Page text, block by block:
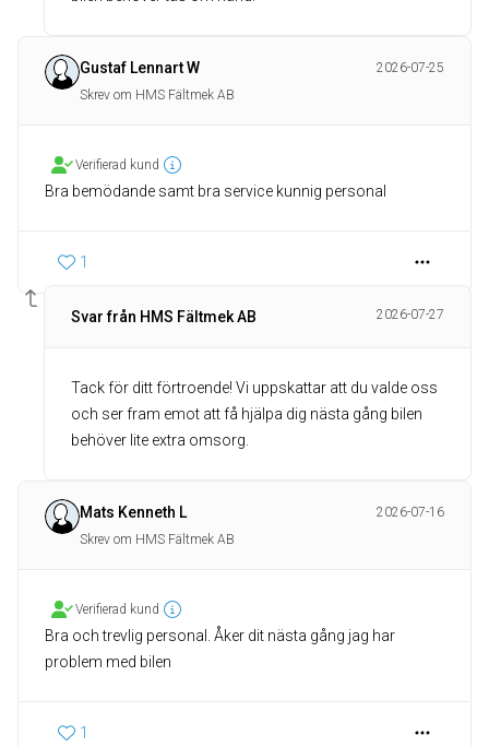
Gustaf Lennart W
2026-07-25
Skrev om HMS Fältmek AB
Verifierad kund
Bra bemödande samt bra service kunnig personal
1
Svar från HMS Fältmek AB 2026-07-27
Tack för ditt förtroende! Vi uppskattar att du valde oss
och ser fram emot att få hjälpa dig nästa gång bilen
behöver lite extra omsorg.
Mats Kenneth L
2026-07-16
Skrev om HMS Fältmek AB
Verifierad kund
Bra och trevlig personal. Åker dit nästa gång jag har
problem med bilen
1